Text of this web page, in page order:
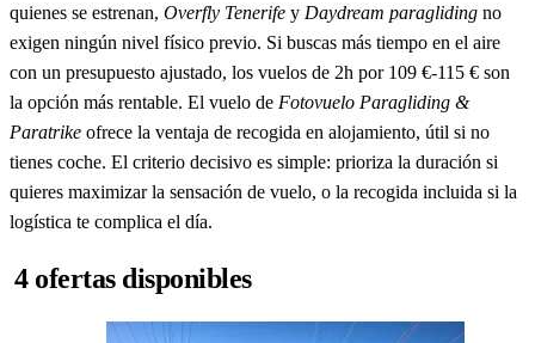
quienes se estrenan, Overfly Tenerife y Daydream paragliding no
exigen ningún nivel físico previo. Si buscas más tiempo en el aire
con un presupuesto ajustado, los vuelos de 2h por 109 €-115 € son
la opción más rentable. El vuelo de Fotovuelo Paragliding &
Paratrike ofrece la ventaja de recogida en alojamiento, útil si no
tienes coche. El criterio decisivo es simple: prioriza la duración si
quieres maximizar la sensación de vuelo, o la recogida incluida si la
logística te complica el día.
4 ofertas disponibles